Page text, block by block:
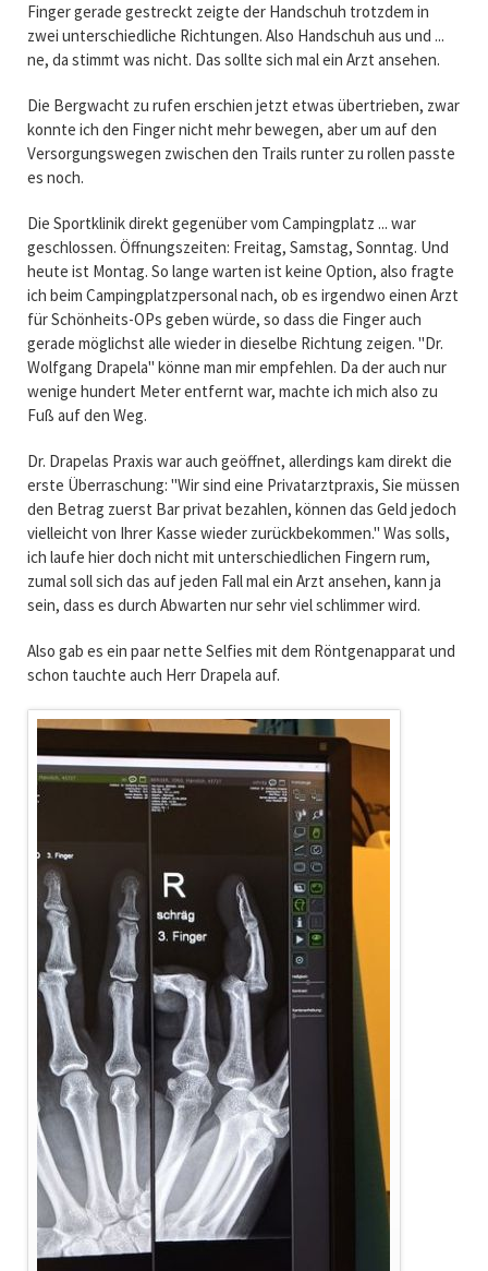
Finger gerade gestreckt zeigte der Handschuh trotzdem in
zwei unterschiedliche Richtungen. Also Handschuh aus und ...
ne, da stimmt was nicht. Das sollte sich mal ein Arzt ansehen.
Die Bergwacht zu rufen erschien jetzt etwas übertrieben, zwar
konnte ich den Finger nicht mehr bewegen, aber um auf den
Versorgungswegen zwischen den Trails runter zu rollen passte
es noch.
Die Sportklinik direkt gegenüber vom Campingplatz ... war
geschlossen. Öffnungszeiten: Freitag, Samstag, Sonntag. Und
heute ist Montag. So lange warten ist keine Option, also fragte
ich beim Campingplatzpersonal nach, ob es irgendwo einen Arzt
für Schönheits-OPs geben würde, so dass die Finger auch
gerade möglichst alle wieder in dieselbe Richtung zeigen. "Dr.
Wolfgang Drapela" könne man mir empfehlen. Da der auch nur
wenige hundert Meter entfernt war, machte ich mich also zu
Fuß auf den Weg.
Dr. Drapelas Praxis war auch geöffnet, allerdings kam direkt die
erste Überraschung: "Wir sind eine Privatarztpraxis, Sie müssen
den Betrag zuerst Bar privat bezahlen, können das Geld jedoch
vielleicht von Ihrer Kasse wieder zurückbekommen." Was solls,
ich laufe hier doch nicht mit unterschiedlichen Fingern rum,
zumal soll sich das auf jeden Fall mal ein Arzt ansehen, kann ja
sein, dass es durch Abwarten nur sehr viel schlimmer wird.
Also gab es ein paar nette Selfies mit dem Röntgenapparat und
schon tauchte auch Herr Drapela auf.